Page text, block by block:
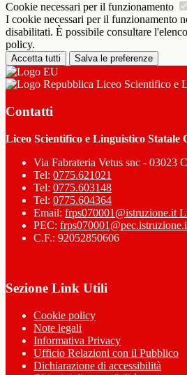
Cookie necessari per il funzionamento
I cookie necessari per il funzionamento
disabilitati. È possibile consultare
policy.
Accetta tutti Salva le preferenze
Liceo Scientifico e
Contatti
Liceo Scientifico e Linguistico Statale
Via Fabrateria Vetus snc - 03023
Tel: 0775.621021
Tel: 0775.603148
Tel: 0775.604364
Email: frps070001@istruzione.it
PEC:
C.F.: 92052850606
Sezione Link Utili
Cookie policy
Note legali
Informativa Privacy
Ufficio Relazioni con il Pubblico
Dichiarazione di accessibilità